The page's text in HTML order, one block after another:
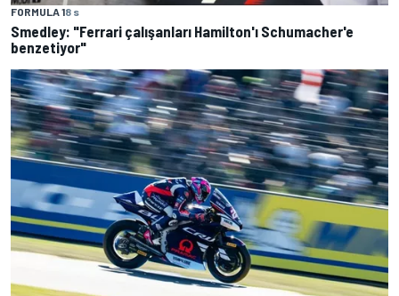
FORMULA 18 s
Smedley: "Ferrari çalışanları Hamilton'ı Schumacher'e
benzetiyor"